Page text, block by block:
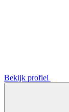
Bekijk profiel